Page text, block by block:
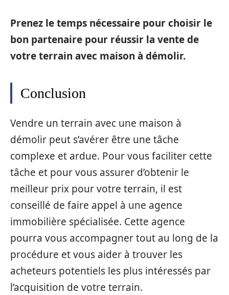
Prenez le temps nécessaire pour choisir le
bon partenaire pour réussir la vente de
votre terrain avec maison à démolir.
Conclusion
Vendre un terrain avec une maison à
démolir peut s’avérer être une tâche
complexe et ardue. Pour vous faciliter cette
tâche et pour vous assurer d’obtenir le
meilleur prix pour votre terrain, il est
conseillé de faire appel à une agence
immobilière spécialisée. Cette agence
pourra vous accompagner tout au long de la
procédure et vous aider à trouver les
acheteurs potentiels les plus intéressés par
l’acquisition de votre terrain.